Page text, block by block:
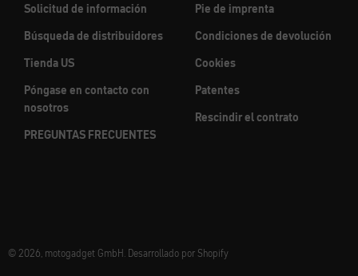
Solicitud de información
Búsqueda de distribuidores
Tienda US
Póngase en contacto con
nosotros
PREGUNTAS FRECUENTES
Pie de imprenta
Condiciones de devolución
Cookies
Patentes
Rescindir el contrato
© 2026, motogadget GmbH. Desarrollado por Shopify